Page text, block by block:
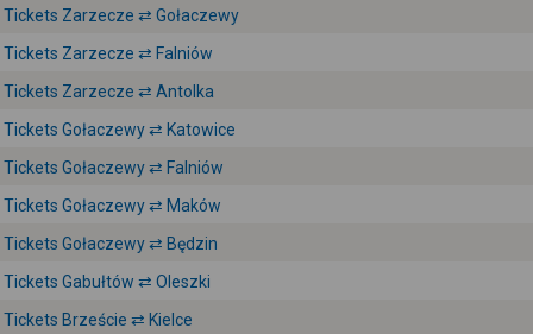
Tickets Zarzecze ⇄ Gołaczewy
Tickets Zarzecze ⇄ Falniów
Tickets Zarzecze ⇄ Antolka
Tickets Gołaczewy ⇄ Katowice
Tickets Gołaczewy ⇄ Falniów
Tickets Gołaczewy ⇄ Maków
Tickets Gołaczewy ⇄ Będzin
Tickets Gabułtów ⇄ Oleszki
Tickets Brzeście ⇄ Kielce